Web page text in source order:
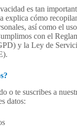
es tan
explica cómo
así como el
con el
y la Ley de
o te suscribes a
datos: